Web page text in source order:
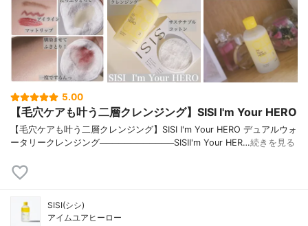
5.00
【毛穴ケアも叶う二層クレンジング】SISI I'm Your HERO
【毛穴ケアも叶う二層クレンジング】SISI I'm Your HERO デュアルウォ
ータリークレンジング────────────SISII'm Your HER…続きを見る
SISI(シシ)
アイムユアヒーロー